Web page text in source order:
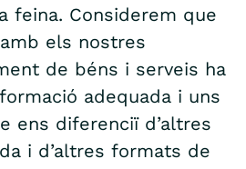
feina. Considerem que
els nostres
de béns i serveis ha
adequada i uns
ens diferenciï d’altres
i d’altres formats de